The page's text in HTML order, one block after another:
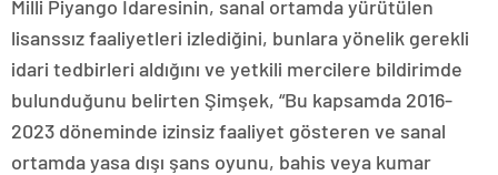
Milli Piyango İdaresinin, sanal ortamda yürütülen
lisanssız faaliyetleri izlediğini, bunlara yönelik gerekli
idari tedbirleri aldığını ve yetkili mercilere bildirimde
bulunduğunu belirten Şimşek, “Bu kapsamda 2016-
2023 döneminde izinsiz faaliyet gösteren ve sanal
ortamda yasa dışı şans oyunu, bahis veya kumar